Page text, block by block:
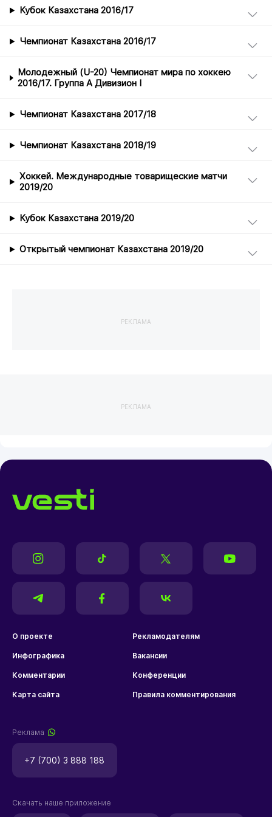
Кубок Казахстана 2016/17
Чемпионат Казахстана 2016/17
Молодежный (U-20) Чемпионат мира по хоккею
2016/17. Группа А Дивизион I
Чемпионат Казахстана 2017/18
Чемпионат Казахстана 2018/19
Хоккей. Международные товарищеские матчи
2019/20
Кубок Казахстана 2019/20
Открытый чемпионат Казахстана 2019/20
РЕКЛАМА
РЕКЛАМА
О проекте Рекламодателям
Инфографика Вакансии
Комментарии Конференции
Карта сайта Правила комментирования
Реклама
+7 (700) 3 888 188
Скачать наше приложение